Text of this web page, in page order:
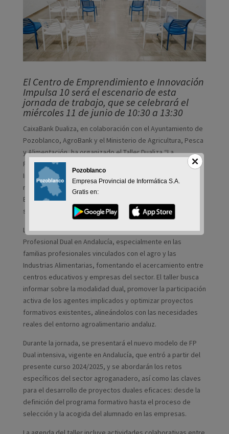
El Centro de Emprendimiento e Innovación
Impulsa 10 será el escenario de esta
jornada de trabajo, que se celebrará el
miércoles 11 de junio de 10:30 a 13:30
CaixaBank Dualiza, en colaboración con el Ayuntamiento de
Pozoblanco, AgroBank y el Ministerio de Agricultura, Pesca
y Alimentación, ha organizado el Taller Dualiza “La
Formación Profesional DUAL en el sector Agrario y de las
Industrias Alimentarias”, que se celebrará el próximo
miércoles 11 de junio, de 10:30h a 13:30, en el Centro de
Emprendimiento e Innovación Impulsa 10 de Pozoblanco,
situado en la calle doctor Vicente Pérez.
La iniciativa tiene como objetivo impulsar la Formación
Profesional Dual en Andalucía, especialmente en las
familias profesionales vinculados con el agro y las
Industrias Alimentarias, fomentando el acercamiento entre
centros educativos y empresas del sector. El taller busca
informar sobre la modalidad dual, promover la participación
activa de los agentes implicados y optimizar proyectos
formativos existentes, alineándolos con las necesidades
reales del entorno agroalimentario andaluz.
Durante la jornada, se presentará el nuevo modelo de FP
Dual intensiva, vigente en Andalucía, que entró a partir del
presente curso 2024/2025, y se abordarán los retos
específicos del sector agroganadero, así como las claves
para el desarrollo de proyectos duales eficaces: desde la
definición del programa formativo hasta el proceso de
selección y la acogida del alumnado en las empresas.
Pozoblanco
Empresa Provincial de Informática S.A.
Gratis en: